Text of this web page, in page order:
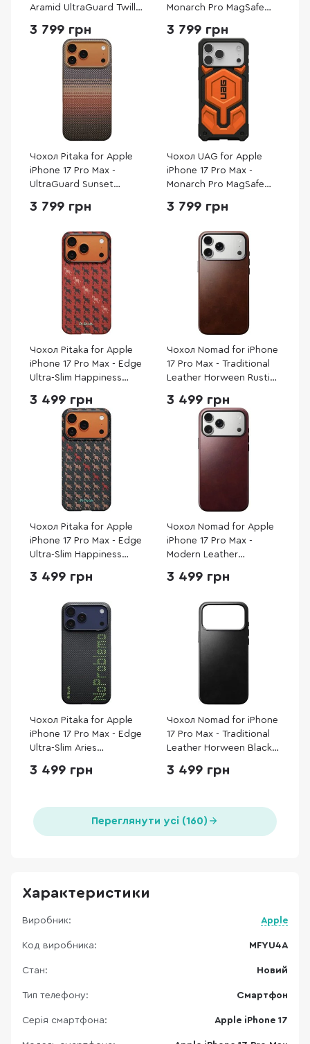
Aramid UltraGuard Twill
3 799 грн
Monarch Pro MagSafe
(114514114242)
3 799 грн
Чохол Pitaka for Apple
iPhone 17 Pro Max -
UltraGuard Sunset
3 799 грн
Чохол UAG for Apple
iPhone 17 Pro Max -
Monarch Pro MagSafe
3 799 грн
Чохол Pitaka for Apple
iPhone 17 Pro Max - Edge
Ultra-Slim Happiness
(HR1708PM)
3 499 грн
Чохол Nomad for iPhone
17 Pro Max - Traditional
Leather Horween Rustic
3 499 грн
Чохол Pitaka for Apple
iPhone 17 Pro Max - Edge
Ultra-Slim Happiness
3 499 грн
Чохол Nomad for Apple
iPhone 17 Pro Max -
Modern Leather
(NM011840858)
3 499 грн
Чохол Pitaka for Apple
iPhone 17 Pro Max - Edge
Ultra-Slim Aries
3 499 грн
Чохол Nomad for iPhone
17 Pro Max - Traditional
Leather Horween Black
3 499 грн
Переглянути усі (160)
Характеристики
Виробник: Apple
Код виробника: MFYU4A
Стан: Новий
Тип телефону: Смартфон
Серія смартфона: Apple iPhone 17